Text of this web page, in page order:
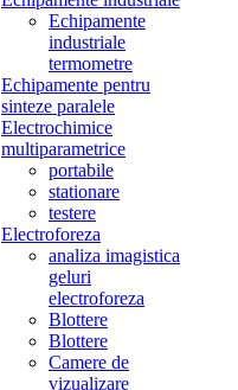
Echipamente
industriale
termometre
Echipamente pentru
sinteze paralele
Electrochimice
multiparametrice
portabile
stationare
testere
Electroforeza
analiza imagistica
geluri
electroforeza
Blottere
Blottere
Camere de
vizualizare